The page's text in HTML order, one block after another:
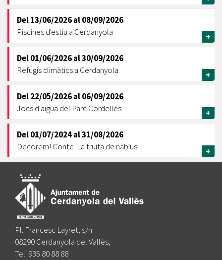
Del13/06/2026al08/09/2026
Piscines d'estiu a Cerdanyola
+
Del01/06/2026al30/09/2026
Refugis climàtics a Cerdanyola
+
Del22/05/2026al06/09/2026
Jocs d'aigua del Parc Cordelles
+
Del01/07/2024al31/08/2026
Decorem! Conte 'La truita de nabius'
+
Pl. Francesc Layret, s/n
08290 Cerdanyola del Vallès,
Tel. 935 80 88 88